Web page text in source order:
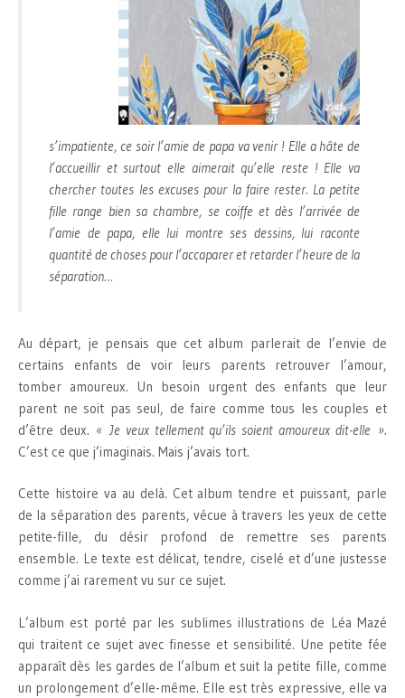
s’impatiente, ce soir l’amie de papa va venir ! Elle a hâte de
l’accueillir et surtout elle aimerait qu’elle reste ! Elle va
chercher toutes les excuses pour la faire rester. La petite
fille range bien sa chambre, se coiffe et dès l’arrivée de
l’amie de papa, elle lui montre ses dessins, lui raconte
quantité de choses pour l’accaparer et retarder l’heure de la
séparation…
Au départ, je pensais que cet album parlerait de l’envie de
certains enfants de voir leurs parents retrouver l’amour,
tomber amoureux. Un besoin urgent des enfants que leur
parent ne soit pas seul, de faire comme tous les couples et
d’être deux. « Je veux tellement qu’ils soient amoureux dit-elle ».
C’est ce que j’imaginais. Mais j’avais tort.
Cette histoire va au delà. Cet album tendre et puissant, parle
de la séparation des parents, vécue à travers les yeux de cette
petite-fille, du désir profond de remettre ses parents
ensemble. Le texte est délicat, tendre, ciselé et d’une justesse
comme j’ai rarement vu sur ce sujet.
L’album est porté par les sublimes illustrations de Léa Mazé
qui traitent ce sujet avec finesse et sensibilité. Une petite fée
apparaît dès les gardes de l’album et suit la petite fille, comme
un prolongement d’elle-même. Elle est très expressive, elle va